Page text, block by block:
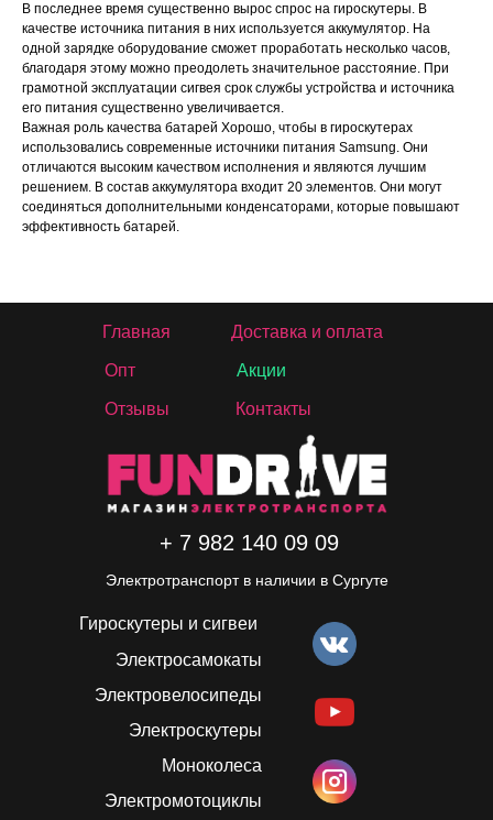
В последнее время существенно вырос спрос на гироскутеры. В
качестве источника питания в них используется аккумулятор. На
одной зарядке оборудование сможет проработать несколько часов,
благодаря этому можно преодолеть значительное расстояние. При
грамотной эксплуатации сигвея срок службы устройства и источника
его питания существенно увеличивается.
Важная роль качества батарей Хорошо, чтобы в гироскутерах
использовались современные источники питания Samsung. Они
отличаются высоким качеством исполнения и являются лучшим
решением. В состав аккумулятора входит 20 элементов. Они могут
соединяться дополнительными конденсаторами, которые повышают
эффективность батарей.
Гироскутеры и сигвеи
Электросамокаты
Электровелосипеды
Электроскутеры
Моноколеса
Электромотоциклы
Главная Доставка и оплата
Опт
Отзывы
Акции
Контакты
+ 7 982 140 09 09
Электротранспорт в наличии в Сургуте